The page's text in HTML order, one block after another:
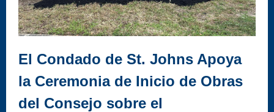
El Condado de St. Johns Apoya
la Ceremonia de Inicio de Obras
del Consejo sobre el